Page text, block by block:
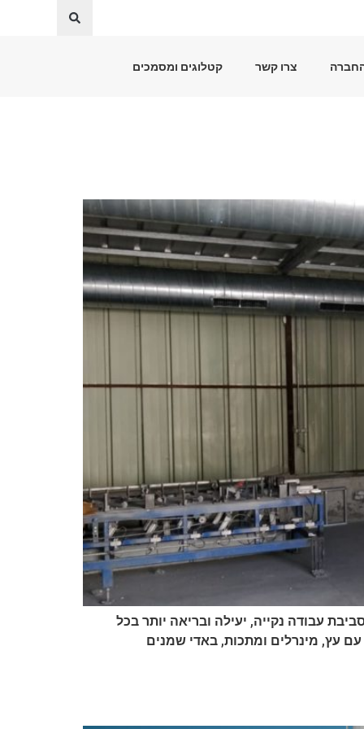
צרו קשר קטלוגים ומסמכים
עבודה נקייה, יעילה ובריאה יותר בכל
עם עץ, מינרלים ומתכות, באדי שמנים